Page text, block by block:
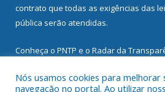
contrato que todas as exigências das
pública serão atendidas.
Conheça o PNTP e o Radar da
Nós usamos cookies para melhorar
navegação no portal. Ao utilizar